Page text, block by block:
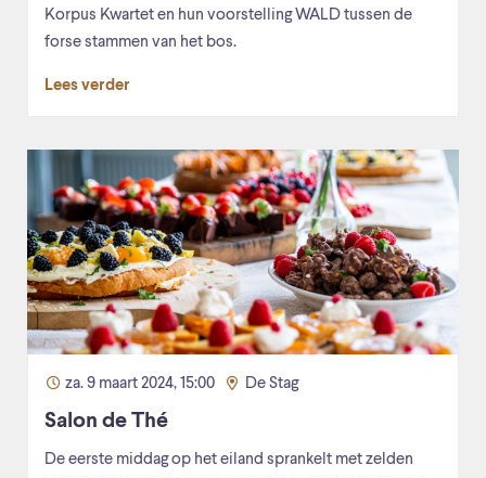
Korpus Kwartet en hun voorstelling WALD tussen de
forse stammen van het bos.
Lees verder
za. 9 maart 2024, 15:00 De Stag
Salon de Thé
De eerste middag op het eiland sprankelt met zelden